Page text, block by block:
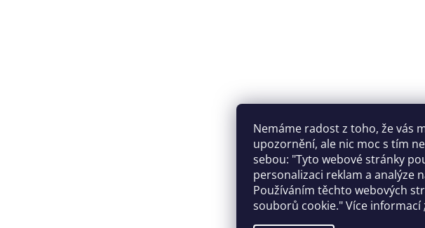
Nemáme radost z toho, že vás
upozornění, ale nic moc s tím
sebou: "Tyto webové stránky
personalizaci reklam a analýze
Používáním těchto webových
souborů cookie."Více informací
Facebook